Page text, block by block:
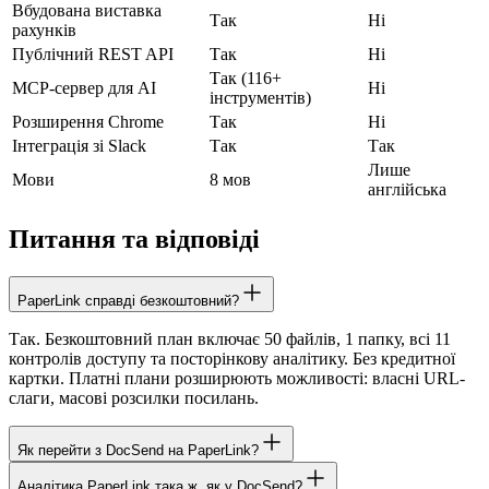
Вбудована виставка
рахунків
Так
Ні
Публічний REST API
Так
Ні
MCP-сервер для AI
Так (116+
інструментів)
Ні
Розширення Chrome
Так
Ні
Інтеграція зі Slack
Так
Так
Мови
8 мов
Лише
англійська
Питання та відповіді
PaperLink справді безкоштовний?
Так. Безкоштовний план включає 50 файлів, 1 папку, всі 11
контролів доступу та посторінкову аналітику. Без кредитної
картки. Платні плани розширюють можливості: власні URL-
слаги, масові розсилки посилань.
Як перейти з DocSend на PaperLink?